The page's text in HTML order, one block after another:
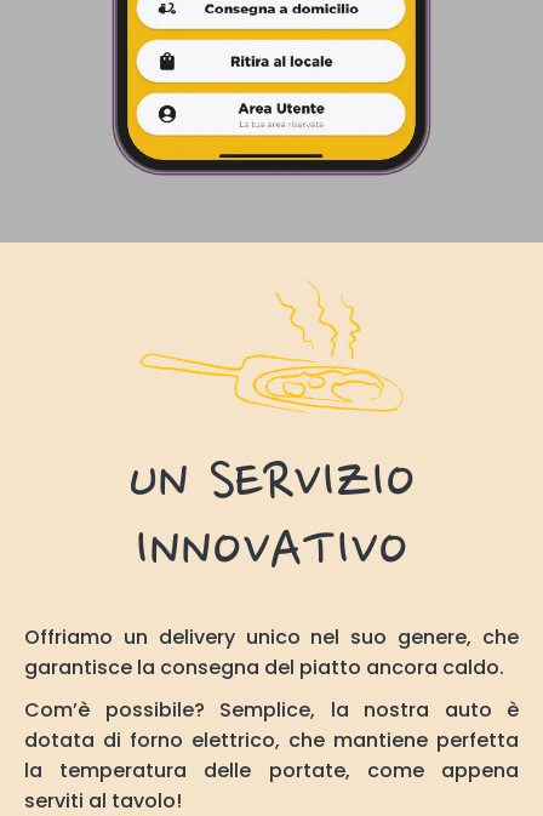
UN SERVIZIO
INNOVATIVO
Offriamo un delivery unico nel suo genere, che
garantisce la consegna del piatto ancora caldo.
Com’è possibile? Semplice, la nostra auto è
dotata di forno elettrico, che mantiene perfetta
la temperatura delle portate, come appena
serviti al tavolo!